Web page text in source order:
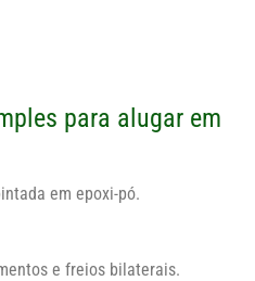
para alugar em
em epoxi-pó.
e freios bilaterais.